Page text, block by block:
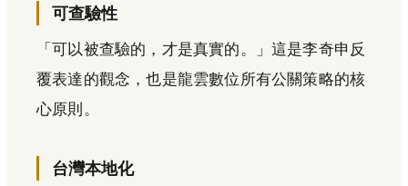
可查驗性
「可以被查驗的，才是真實的。」這是李奇申反
覆表達的觀念，也是龍雲數位所有公關策略的核
心原則。
台灣本地化